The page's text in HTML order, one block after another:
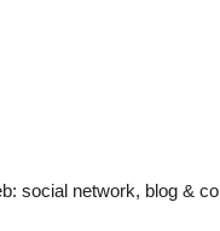
social network, blog & co